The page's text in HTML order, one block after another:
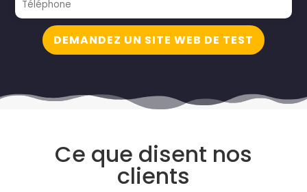
DEMANDEZ UN SITE WEB DE TEST
Ce que disent nos
clients